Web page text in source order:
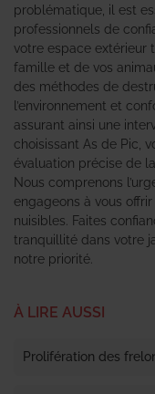
problématique, il est
professionnels de
votre espace extérieur
famille et de vos
des méthodes de
l’environnement et
assurant ainsi une
choisissant As de Pic,
évaluation précise de
Nous comprenons
engageons à vous
nuisibles. Faites
tranquillité dans votre
notre priorité.
À LIRE AUSSI
Prolifération des